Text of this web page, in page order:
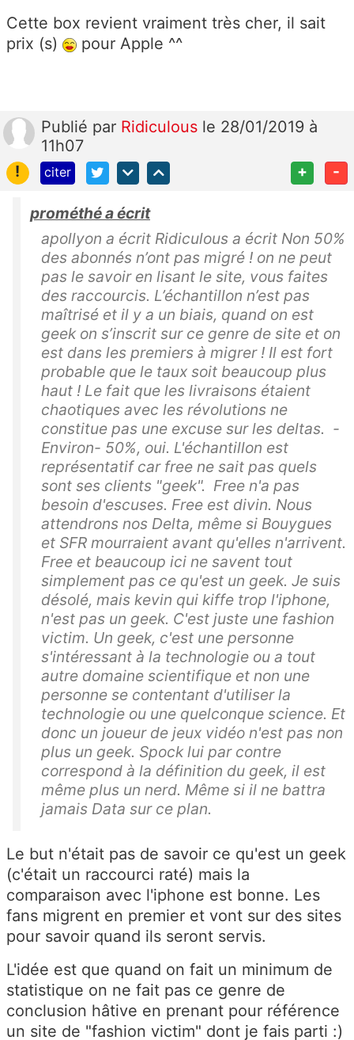
Cette box revient vraiment très cher, il sait
prix (s)
pour Apple ^^
Publié par Ridiculous le 28/01/2019 à
11h07
!
citer + -
prométhé a écrit
apollyon a écrit Ridiculous a écrit Non 50%
des abonnés n’ont pas migré ! on ne peut
pas le savoir en lisant le site, vous faites
des raccourcis. L’échantillon n’est pas
maîtrisé et il y a un biais, quand on est
geek on s’inscrit sur ce genre de site et on
est dans les premiers à migrer ! Il est fort
probable que le taux soit beaucoup plus
haut ! Le fait que les livraisons étaient
chaotiques avec les révolutions ne
constitue pas une excuse sur les deltas. -
Environ- 50%, oui. L'échantillon est
représentatif car free ne sait pas quels
sont ses clients "geek". Free n'a pas
besoin d'escuses. Free est divin. Nous
attendrons nos Delta, même si Bouygues
et SFR mourraient avant qu'elles n'arrivent.
Free et beaucoup ici ne savent tout
simplement pas ce qu'est un geek. Je suis
désolé, mais kevin qui kiffe trop l'iphone,
n'est pas un geek. C'est juste une fashion
victim. Un geek, c'est une personne
s'intéressant à la technologie ou a tout
autre domaine scientifique et non une
personne se contentant d'utiliser la
technologie ou une quelconque science. Et
donc un joueur de jeux vidéo n'est pas non
plus un geek. Spock lui par contre
correspond à la définition du geek, il est
même plus un nerd. Même si il ne battra
jamais Data sur ce plan.
Le but n'était pas de savoir ce qu'est un geek
(c'était un raccourci raté) mais la
comparaison avec l'iphone est bonne. Les
fans migrent en premier et vont sur des sites
pour savoir quand ils seront servis.
L'idée est que quand on fait un minimum de
statistique on ne fait pas ce genre de
conclusion hâtive en prenant pour référence
un site de "fashion victim" dont je fais parti :)